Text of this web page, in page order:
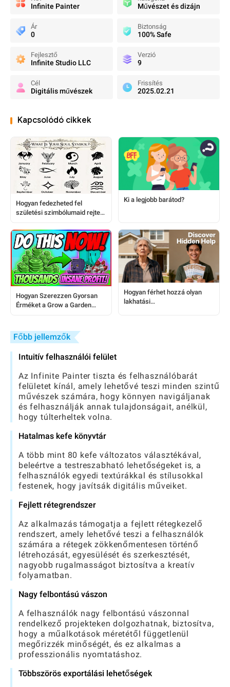
Infinite Painter Művészet és dizájn
Ár
0
Biztonság
100% Safe
Fejlesztő
Infinite Studio LLC
Verzió
9
Cél
Digitális művészek
Frissítés
2025.02.21
Kapcsolódó cikkek
Hogyan fedezheted fel
születési szimbólumaid rejtett
és egyebek
Ki a legjobb barátod?
Hogyan Szerezzen Gyorsan
Érméket a Grow a Garden
Hogyan férhet hozzá olyan
lakhatási
Főbb jellemzők
Intuitív felhasználói felület
Az Infinite Painter tiszta és felhasználóbarát
felületet kínál, amely lehetővé teszi minden szintű
művészek számára, hogy könnyen navigáljanak
és felhasználják annak tulajdonságait, anélkül,
hogy túlterheltek volna.
Hatalmas kefe könyvtár
A több mint 80 kefe változatos választékával,
beleértve a testreszabható lehetőségeket is, a
felhasználók egyedi textúrákkal és stílusokkal
festenek, hogy javítsák digitális műveiket.
Fejlett rétegrendszer
Az alkalmazás támogatja a fejlett rétegkezelő
rendszert, amely lehetővé teszi a felhasználók
számára a rétegek zökkenőmentesen történő
létrehozását, egyesülését és szerkesztését,
nagyobb rugalmasságot biztosítva a kreatív
folyamatban.
Nagy felbontású vászon
A felhasználók nagy felbontású vászonnal
rendelkező projekteken dolgozhatnak, biztosítva,
hogy a műalkotások méretétől függetlenül
megőrizzék minőségét, és ez alkalmas a
professzionális nyomtatáshoz.
Többszörös exportálási lehetőségek